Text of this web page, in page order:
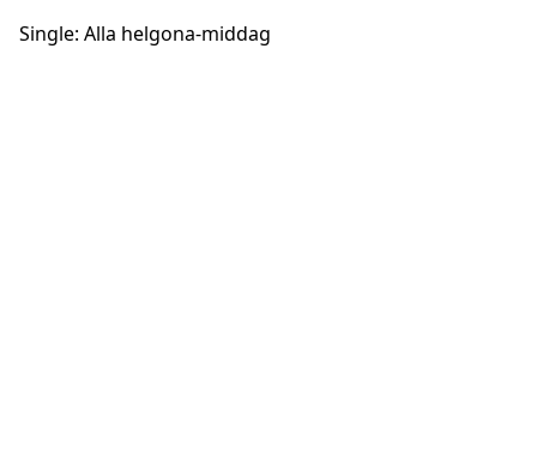
Single: Alla helgona-middag